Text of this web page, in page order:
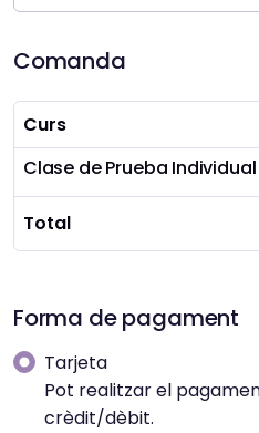
Comanda
Curs
Clase de Prueba Individual
Total
Forma de pagament
Tarjeta
Pot realitzar el
crèdit/dèbit.